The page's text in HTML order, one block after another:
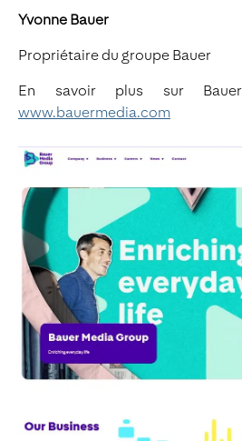
Yvonne Bauer
Propriétaire du groupe Bauer
En savoir plus sur
www.bauermedia.com